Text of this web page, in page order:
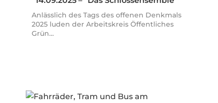
Anlässlich des Tags des offenen Denkmals
2025 luden der Arbeitskreis Öffentliches
Grün…